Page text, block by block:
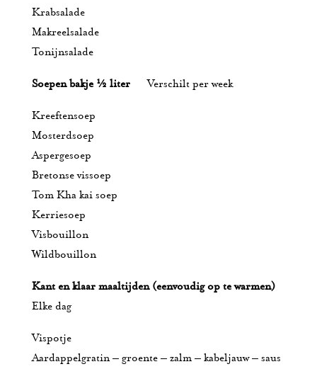
Krabsalade
Makreelsalade
Tonijnsalade
Soepen bakje ½ literVerschilt per week
Kreeftensoep
Mosterdsoep
Aspergesoep
Bretonse vissoep
Tom Kha kai soep
Kerriesoep
Visbouillon
Wildbouillon
Kant en klaar maaltijden (eenvoudig op te warmen)
Elke dag
Vispotje
Aardappelgratin – groente – zalm – kabeljauw – saus